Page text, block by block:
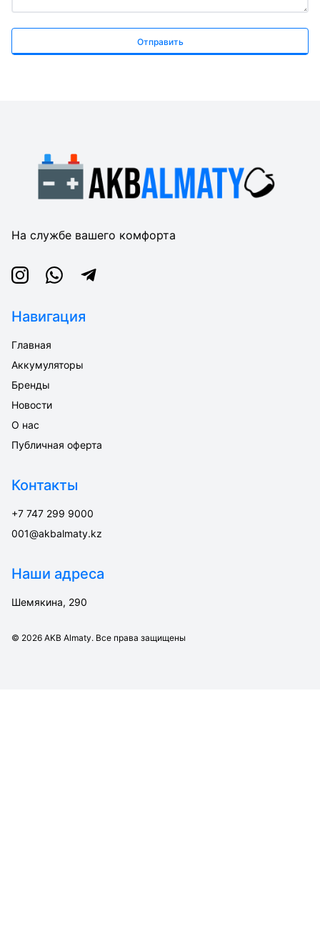
Отправить
На службе вашего комфорта
InstagramWhatsappTelegram
Навигация
Главная
Аккумуляторы
Бренды
Новости
О нас
Публичная оферта
Контакты
+7 747 299 9000
001@akbalmaty.kz
Наши адреса
Шемякина, 290
© 2026 AKB Almaty. Все права защищены